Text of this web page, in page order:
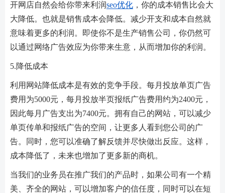
开网店自然会给你带来利润seo优化 ，你的成本销售比会大
大降低。也就是销售成本会降低。减少开支和成本自然就
意味着更多的利润。即使你不是生产销售公司，你仍然可
以通过网络广告效应为你带来生意，从而增加你的利润。
5.降低成本
利用网站降低成本是有效的竞争手段。每月投放单页广告
费用为5000元，每月投放半页报纸广告费用约为2400元，
因此每月广告支出为7400元。拥有自己的网站，可以减少
单页传单和报纸广告的空间，让更多人看到您公司的广
告。同时，您可以准确了解反馈并尽快做出反应。这样，
成本降低了，未来也增加了更多新的商机。
当我们的业务员在推广我们的产品时，如果公司有一个精
美、齐全的网站，可以增加客户的信任度，同时可以在短